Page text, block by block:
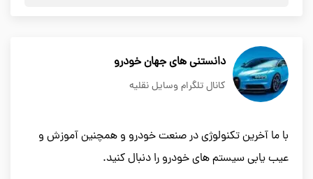
دانستنی های جهان خودرو
کانال تلگرام وسایل نقلیه
با ما آخرین تکنولوژی در صنعت خودرو و همچنین آموزش و
عیب یابی سیستم های خودرو را دنبال کنید.